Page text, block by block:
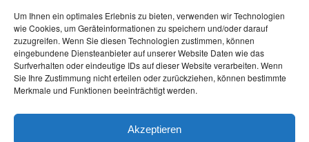
Um Ihnen ein optimales Erlebnis zu bieten, verwenden wir Technologien
wie Cookies, um Geräteinformationen zu speichern und/oder darauf
zuzugreifen. Wenn Sie diesen Technologien zustimmen, können
eingebundene Diensteanbieter auf unserer Website Daten wie das
Surfverhalten oder eindeutige IDs auf dieser Website verarbeiten. Wenn
Sie Ihre Zustimmung nicht erteilen oder zurückziehen, können bestimmte
Merkmale und Funktionen beeinträchtigt werden.
Akzeptieren
Cookie-Richtlinie (EU)
Datenschutzerklärung
Online Visitors:0
Last 30 Days Views:2.061